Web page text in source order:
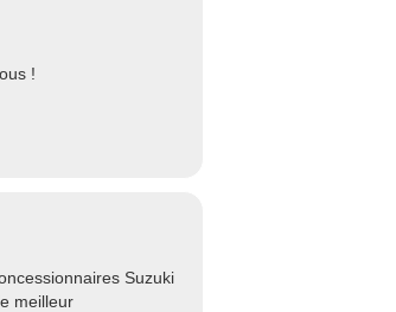
!
Suzuki
meilleur